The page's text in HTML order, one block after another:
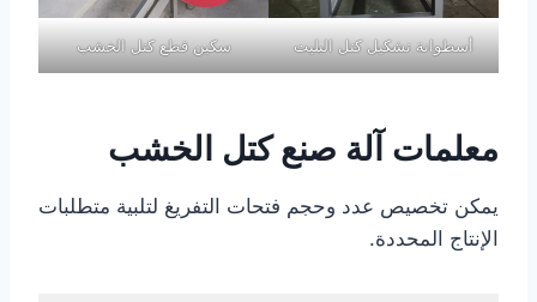
أسطوانة تشكيل كتل البليت سكين قطع كتل الخشب
معلمات آلة صنع كتل الخشب
يمكن تخصيص عدد وحجم فتحات التفريغ لتلبية متطلبات
الإنتاج المحددة.